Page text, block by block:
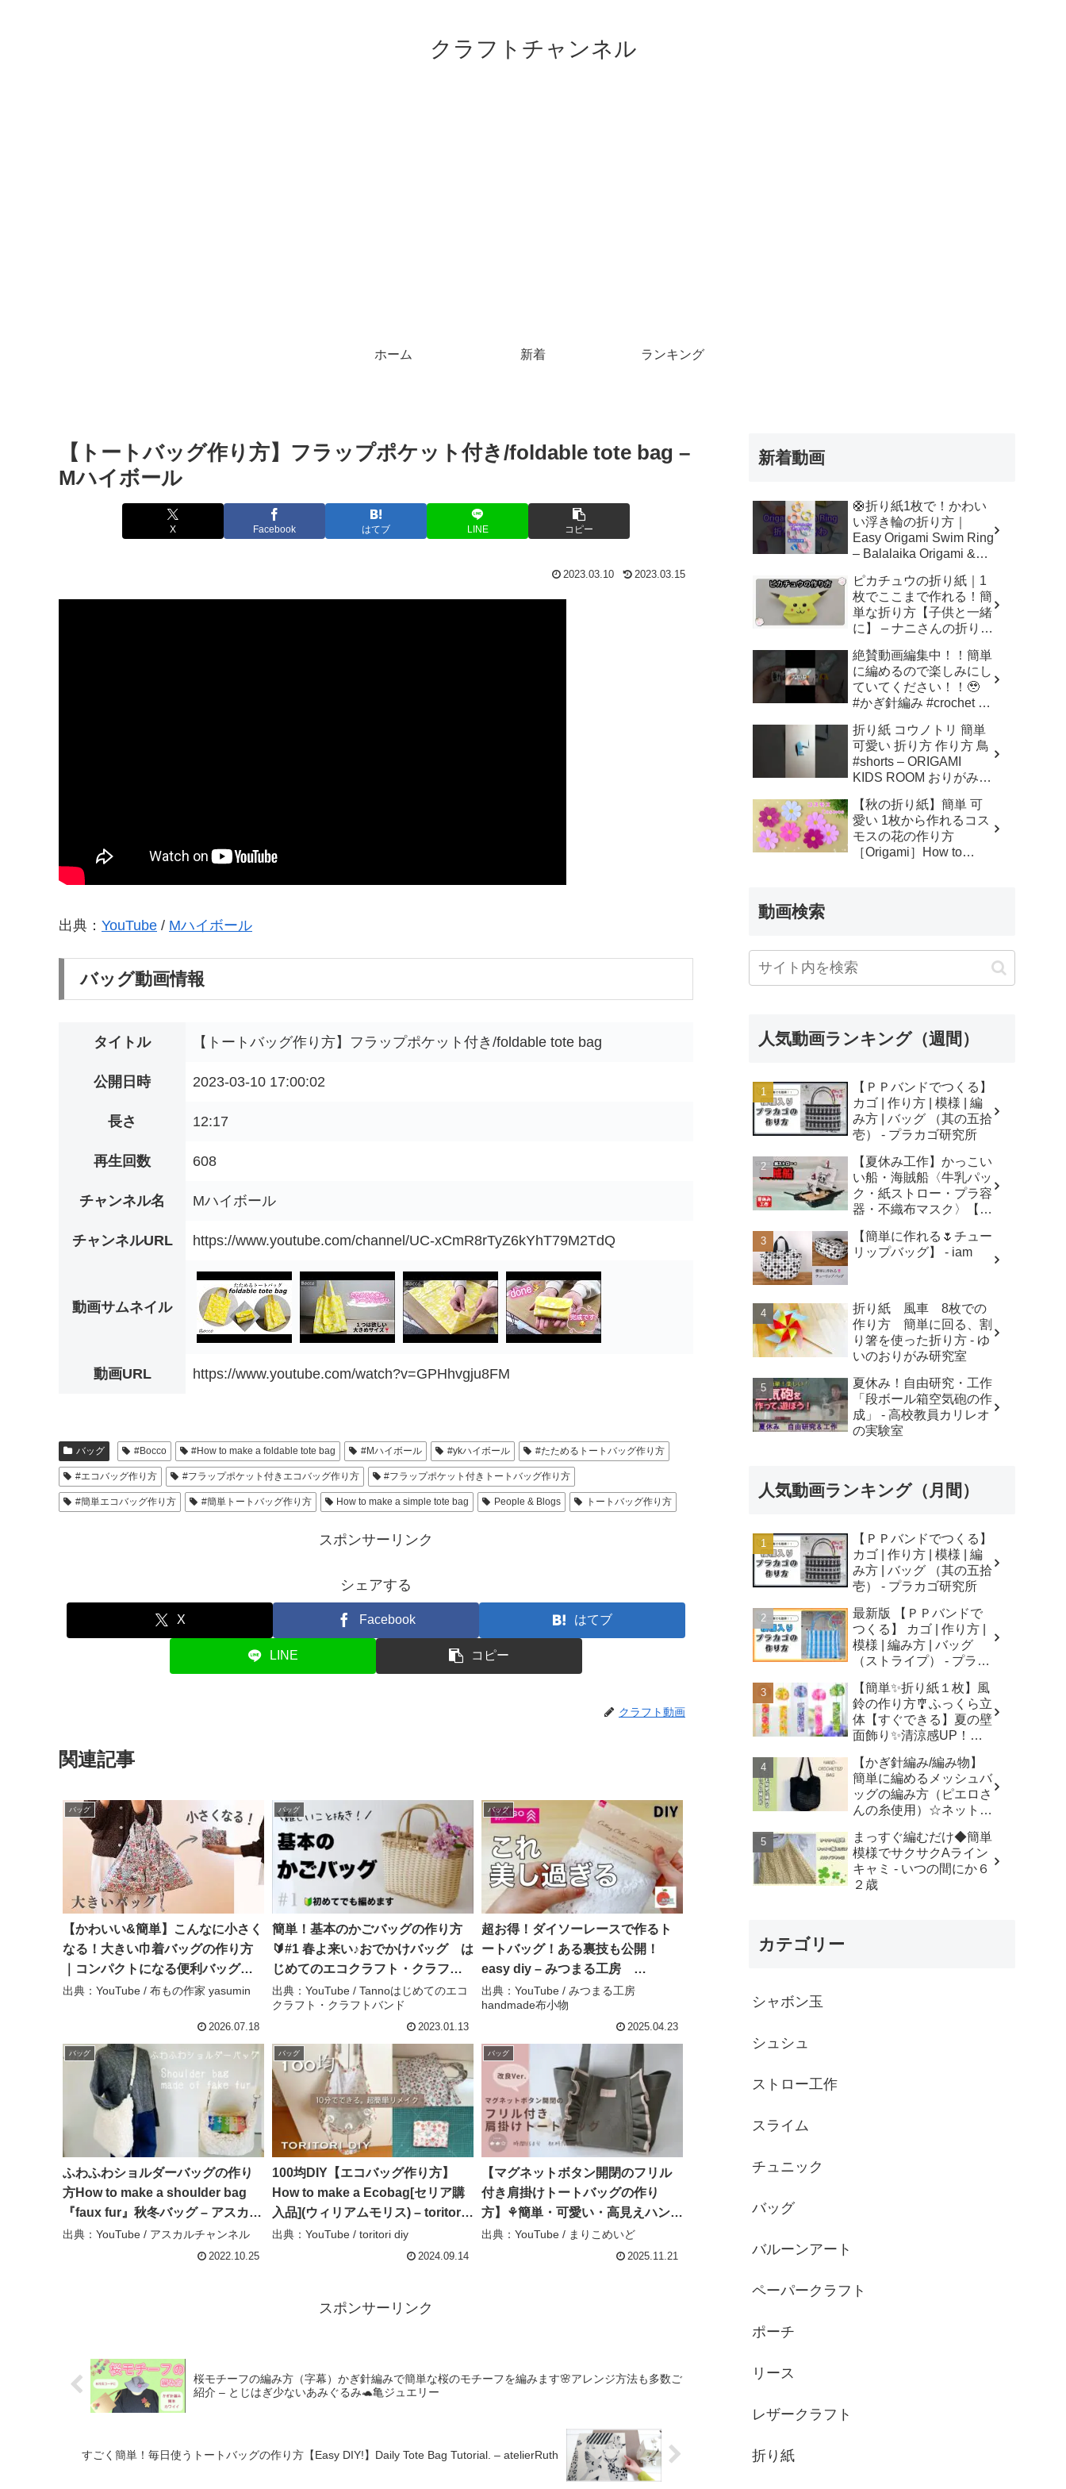
クラフトチャンネル
ホーム 新着 ランキング
【トートバッグ作り方】フラップポケット付き/foldable tote bag –
Mハイボール
X Facebook はてブ LINE コピー
2023.03.10 2023.03.15
出典： YouTube / Mハイボール
バッグ動画情報
タイトル 【トートバッグ作り方】フラップポケット付き/foldable tote bag
公開日時 2023-03-10 17:00:02
長さ 12:17
再生回数 608
チャンネル名 Mハイボール
チャンネルURL https://www.youtube.com/channel/UC-xCmR8rTyZ6kYhT79M2TdQ
動画サムネイル
動画URL https://www.youtube.com/watch?v=GPHhvgju8FM
バッグ #Bocco #How to make a foldable tote bag #Mハイボール #ykハイボール #たためるトートバッグ作り方
#エコバッグ作り方 #フラップポケット付きエコバッグ作り方 #フラップポケット付きトートバッグ作り方
#簡単エコバッグ作り方 #簡単トートバッグ作り方 How to make a simple tote bag People & Blogs トートバッグ作り方
スポンサーリンク
シェアする
X Facebook はてブ
LINE コピー
クラフト動画
関連記事
バッグ
【かわいい&簡単】こんなに小さく
なる！大きい巾着バッグの作り方
｜コンパクトになる便利バッグ
【DIY】 – 布もの作家 yasumin
出典：YouTube / 布もの作家 yasumin
2026.07.18
バッグ
簡単！基本のかごバッグの作り方
🔰#1 春よ来い♪おでかけバッグ は
じめてのエコクラフト・クラフト
バンド – Tannoはじめてのエコク
ラフト・クラフトバンド
出典：YouTube / Tannoはじめてのエコ
クラフト・クラフトバンド
2023.01.13
バッグ
超お得！ダイソーレースで作るト
ートバッグ！ある裏技も公開！
easy diy – みつまる工房
handmade布小物
出典：YouTube / みつまる工房
handmade布小物
2025.04.23
バッグ
ふわふわショルダーバッグの作り
方How to make a shoulder bag
『faux fur』秋冬バッグ – アスカル
チャンネル
出典：YouTube / アスカルチャンネル
2022.10.25
バッグ
100均DIY【エコバッグ作り方】
How to make a Ecobag[セリア購
入品](ウィリアムモリス) – toritori
diy
出典：YouTube / toritori diy
2024.09.14
バッグ
【マグネットボタン開閉のフリル
付き肩掛けトートバッグの作り
方】⚘簡単・可愛い・高見えハンド
メイド＃diycrafts ＃sewing ＃帆
布バッグ＃バッグの作り方＃簡単
出典：YouTube / まりこめいど
2025.11.21
スポンサーリンク
桜モチーフの編み方（字幕）かぎ針編みで簡単な桜のモチーフを編みます🌸アレンジ方法も多数ご
紹介 – とじはぎ少ないあみぐるみ🐢亀ジュエリー
すごく簡単！毎日使うトートバッグの作り方【Easy DIY!】Daily Tote Bag Tutorial. – atelierRuth
新着動画
🛟折り紙1枚で！かわい
い浮き輪の折り方｜
Easy Origami Swim Ring
– Balalaika Origami &
ピカチュウの折り紙｜1
枚でここまで作れる！簡
単な折り方【子供と一緒
に】 – ナニさんの折り紙
絶賛動画編集中！！簡単
に編めるので楽しみにし
ていてください！！🥹
#かぎ針編み #crochet #
作品制作 #かわいい #編
み図 #handmade – てん
こ
折り紙 コウノトリ 簡単
可愛い 折り方 作り方 鳥
#shorts – ORIGAMI
KIDS ROOM おりがみキ
【秋の折り紙】簡単 可
愛い 1枚から作れるコス
モスの花の作り方
［Origami］How to
動画検索
人気動画ランキング（週間）
【ＰＰバンドでつくる】
カゴ | 作り方 | 模様 | 編
み方 | バッグ （其の五拾
壱） - プラカゴ研究所
【夏休み工作】かっこい
い船・海賊船〈牛乳パッ
ク・紙ストロー・プラ容
器・不織布マスク〉【自
作・廃材手作りおもちゃ
- ちゃんねるできたくん
【簡単に作れる🌷チュー
リップバッグ】 - iam
折り紙 風車 8枚での
作り方 簡単に回る、割
り箸を使った折り方 - ゆ
いのおりがみ研究室
夏休み！自由研究・工作
「段ボール箱空気砲の作
成」 - 高校教員カリレオ
の実験室
人気動画ランキング（月間）
【ＰＰバンドでつくる】
カゴ | 作り方 | 模様 | 編
み方 | バッグ （其の五拾
壱） - プラカゴ研究所
最新版 【ＰＰバンドで
つくる】 カゴ | 作り方 |
模様 | 編み方 | バッグ
（ストライプ） - プラカ
【簡単✨折り紙１枚】風
鈴の作り方🎐ふっくら立
体【すぐできる】夏の壁
面飾り✨清涼感UP！無
Origami Wind Chimes -
はなみこと
【かぎ針編み/編み物】
簡単に編めるメッシュバ
ッグの編み方（ピエロさ
んの糸使用）☆ネットバ
mesh bag/tutorial - そろ
そろはじめよう
☆crochet
まっすぐ編むだけ◆簡単
模様でサクサクAライン
キャミ - いつの間にか６
２歳
カテゴリー
シャボン玉
シュシュ
ストロー工作
スライム
チュニック
バッグ
バルーンアート
ペーパークラフト
ポーチ
リース
レザークラフト
折り紙